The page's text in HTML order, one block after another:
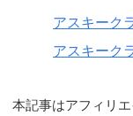
アスキーク
アスキーク
本記事はアフィリ